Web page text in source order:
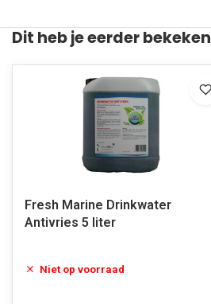
Dit heb je eerder bekeken
Fresh Marine Drinkwater
Antivries 5 liter
Niet op voorraad